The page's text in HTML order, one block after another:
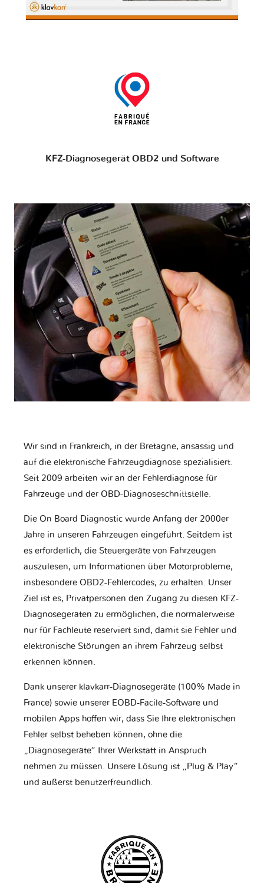
KFZ-Diagnosegerät OBD2 und Software
Wir sind in Frankreich, in der Bretagne, ansässig und
auf die elektronische Fahrzeugdiagnose spezialisiert.
Seit 2009 arbeiten wir an der Fehlerdiagnose für
Fahrzeuge und der OBD-Diagnoseschnittstelle.
Die On Board Diagnostic wurde Anfang der 2000er
Jahre in unseren Fahrzeugen eingeführt. Seitdem ist
es erforderlich, die Steuergeräte von Fahrzeugen
auszulesen, um Informationen über Motorprobleme,
insbesondere OBD2-Fehlercodes, zu erhalten. Unser
Ziel ist es, Privatpersonen den Zugang zu diesen KFZ-
Diagnosegeräten zu ermöglichen, die normalerweise
nur für Fachleute reserviert sind, damit sie Fehler und
elektronische Störungen an ihrem Fahrzeug selbst
erkennen können.
Dank unserer klavkarr-Diagnosegeräte (100% Made in
France) sowie unserer EOBD-Facile-Software und
mobilen Apps hoffen wir, dass Sie Ihre elektronischen
Fehler selbst beheben können, ohne die
„Diagnosegeräte“ Ihrer Werkstatt in Anspruch
nehmen zu müssen. Unsere Lösung ist „Plug & Play“
und äußerst benutzerfreundlich.